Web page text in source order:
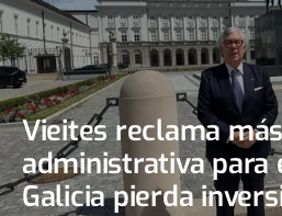
Vieites reclama
administrativa para
Galicia pierda